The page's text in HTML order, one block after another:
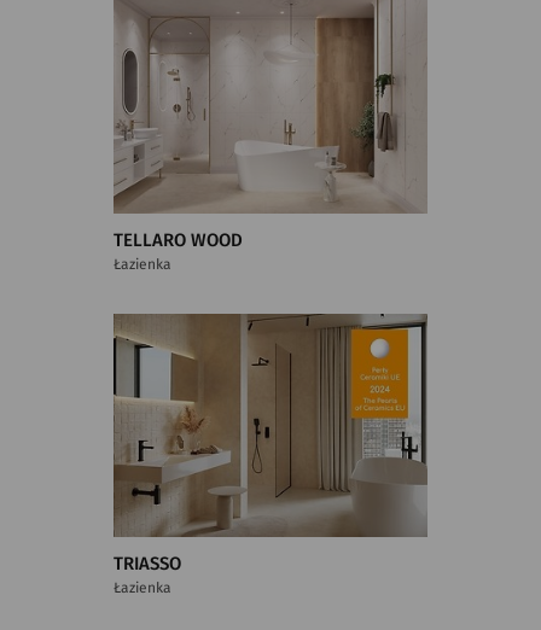
TELLARO WOOD
Łazienka
TRIASSO
Łazienka